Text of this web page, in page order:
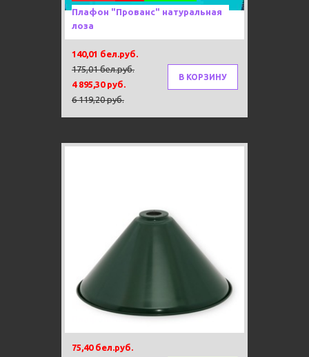
Плафон "Прованс" натуральная
лоза
140,01 бел.руб.
175,01 бел.руб.
4 895,30 руб.
6 119,20 руб.
В КОРЗИНУ
Новинка
Плафон Green
75,40 бел.руб.